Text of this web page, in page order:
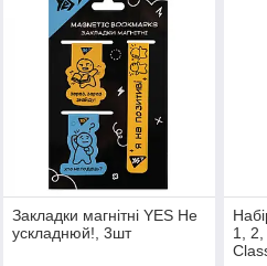
Закладки магнітні YES Не
ускладнюй!, 3шт
1, 2,